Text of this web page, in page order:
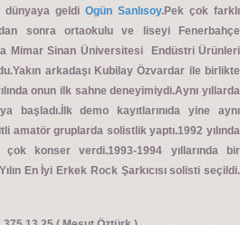
dünyaya geldi Ogün Sanlısoy.Pek çok farklı
sonra ortaokulu ve liseyi Fenerbahçe
Mimar Sinan Üniversitesi Endüstri Ürünleri
arkadaşı Kubilay Özvardar ile birlikte
onun ilk sahne deneyimiydi.Aynı yıllarda
başladı.İlk demo kayıtlarınıda yine aynı
amatör gruplarda solistlik yaptı.1992 yılında
çok konser verdi.1993-1994 yıllarında bir
En İyi Erkek Rock Şarkıcısı solisti seçildi.